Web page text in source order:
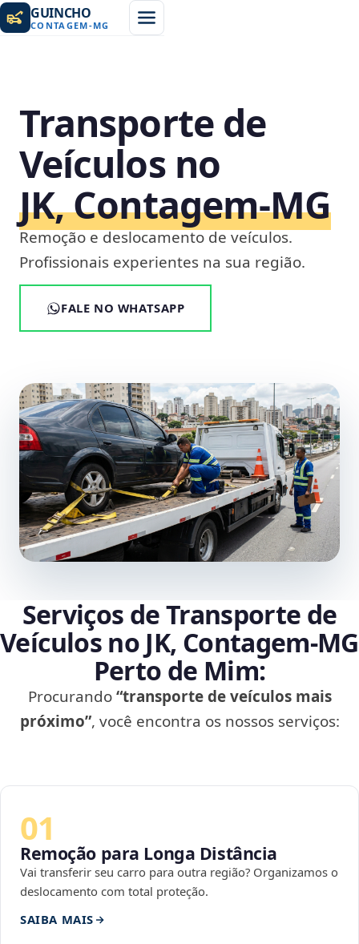
GUINCHO
CONTAGEM-MG
Transporte de
Veículos no
JK, Contagem‑MG
Remoção e deslocamento de veículos.
Profissionais experientes na sua região.
FALE NO WHATSAPP
Serviços de Transporte de
Veículos no JK, Contagem‑MG
Perto de Mim:
Procurando“transporte de veículos mais
próximo”, você encontra os nossos serviços:
01
Remoção para Longa Distância
Vai transferir seu carro para outra região? Organizamos o
deslocamento com total proteção.
SAIBA MAIS